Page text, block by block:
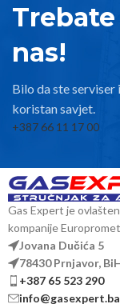
nas!
Bilo da ste
koristan savjet.
+387 66 11 17 00
Gas Expert je
kompanije
Jovana Dučića 5
78430 Prnjavor,
+387 65 523 290
info@gasexpert.ba